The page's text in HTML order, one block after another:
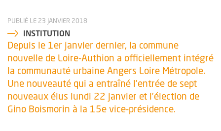
PUBLIÉ LE 23 JANVIER 2018
INSTITUTION
Depuis le 1er janvier dernier, la commune
nouvelle de Loire-Authion a officiellement intégré
la communauté urbaine Angers Loire Métropole.
Une nouveauté qui a entraîné l’entrée de sept
nouveaux élus lundi 22 janvier et l’élection de
Gino Boismorin à la 15e vice-présidence.